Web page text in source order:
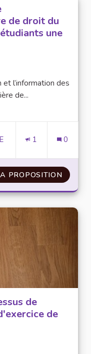
de droit du
une
l’information des
de...
: Formation et
1 0
PROPOSITION
de
de